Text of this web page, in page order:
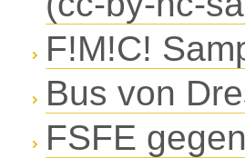
F!M!C!
Bus von
FSFE